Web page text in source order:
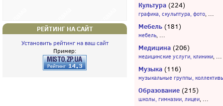
РЕЙТИНГ НА САЙТ
Установить рейтинг на ваш сайт
Пример:
Культура (224)
графика, скульптура, фото, ...
Мебель (181)
мебель, ...
Медицина (206)
медицинские услуги, клиники, ...
Музыка (116)
музыкальные группы,
Образование (215)
школы, гимназии, лицеи, ...